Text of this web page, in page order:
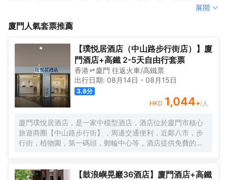
字楼林立；距离鼓浪屿码头、中山路步行街、南普陀、厦大白城沙
站，火车站地铁口，BRT快速公交，梧村汽车站等。朵友酒店定位
的热情，让您体验不一样的服务理念，酒店集购物、美食、娱乐、
朵友酒店位于厦门本岛内的交通要塞-厦门火车站商圈。酒店所在商
万象城、罗宾森购物广场、中闽百汇地下商场环绕、金榜公园，写
滩、曾厝垵等地约10分钟车程；酒店旁边交通便利，紧邻厦门火车
站，火车站地铁口，BRT快速公交，梧村汽车站等。朵友酒店定位
于中高端酒店，有地下停车场，酒店有洗衣机和烘干机，以朋友般
的热情，让您体验不一样的服务理念，酒店集购物、美食、娱乐、
出行于一体。
展開
廈門 人氣套票推薦
【璞悦居酒店（中山路步行街店）】廈
門酒店+高鐵 2-5天自由行套票
香港 廈門 往返火車/高鐵票
出行日期: 08月14日 - 08月15日
3.8分
HKD 1,044+/人
廈門璞悅居酒店，是一家中檔型酒店，酒店位於廈門市核心
旅遊商圈【中山路步行街】，周邊交通便利，近鄰八市，步
行街，植物園，第一碼頭，郵輪中心等，酒店提供免費的洗
【鼓浪嶼晃巖36酒店】廈門酒店+高鐵